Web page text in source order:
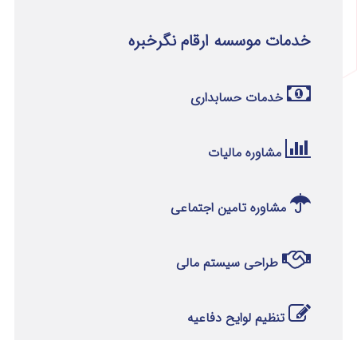
خدمات موسسه ارقام نگرخبره
خدمات حسابداری
مشاوره مالیات
مشاوره تامین اجتماعی
طراحی سیستم مالی
تنظیم لوایح دفاعیه